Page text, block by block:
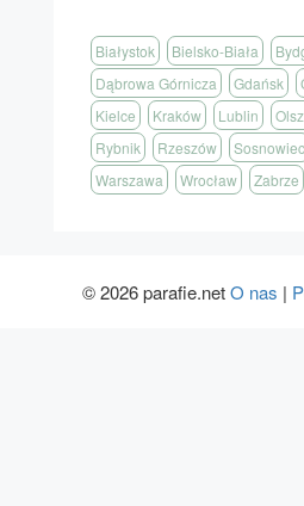
Białystok Bielsko-Biała
Dąbrowa Górnicza
Gdańsk
Kielce
Kraków Lublin
Rybnik
Rzeszów Sosnowiec
Warszawa
Wrocław Zabrze
© 2026 parafie.netO nas |